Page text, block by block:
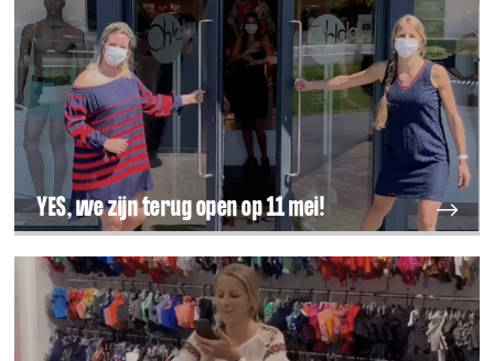
YES, we zijn terug open op 11 mei!